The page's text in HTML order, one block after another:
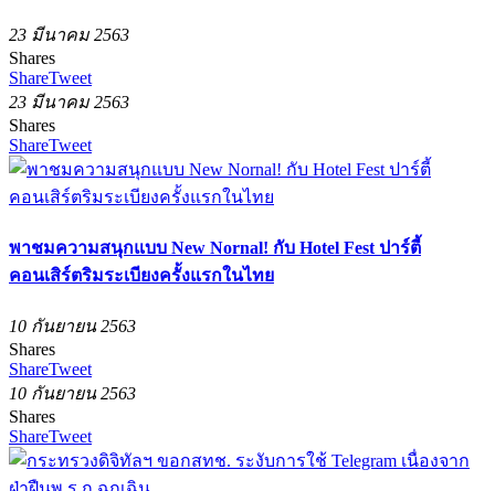
23 มีนาคม 2563
Shares
ShareTweet
23 มีนาคม 2563
Shares
ShareTweet
พาชมความสนุกแบบ New Nornal! กับ Hotel Fest ปาร์ตี้
คอนเสิร์ตริมระเบียงครั้งแรกในไทย
10 กันยายน 2563
Shares
ShareTweet
10 กันยายน 2563
Shares
ShareTweet